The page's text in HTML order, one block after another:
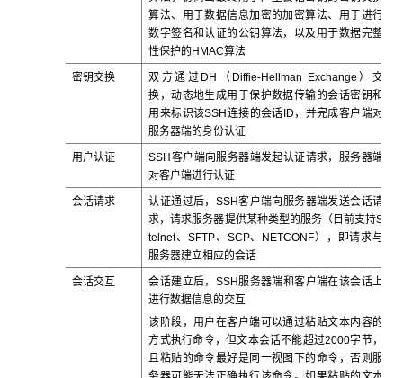
算法、用于数据信息加密的加密算法、用于进行
数字签名和认证的公钥算法，以及用于数据完整
性保护的HMAC算法
密钥交换
双方通过DH（Diffie-Hellman Exchange）交
换，动态地生成用于保护数据传输的会话密钥和
用来标识该SSH连接的会话ID，并完成客户端对
服务器端的身份认证
用户认证
SSH客户端向服务器端发起认证请求，服务器端
对客户端进行认证
会话请求
认证通过后，SSH客户端向服务器端发送会话请
求，请求服务器提供某种类型的服务（目前支持S
telnet、SFTP、SCP、NETCONF），即请求与
服务器建立相应的会话
会话交互
会话建立后，SSH服务器端和客户端在该会话上
进行数据信息的交互
该阶段，用户在客户端可以通过粘贴文本内容的
方式执行命令，但文本会话不能超过2000字节，
且粘贴的命令最好是同一视图下的命令，否则服